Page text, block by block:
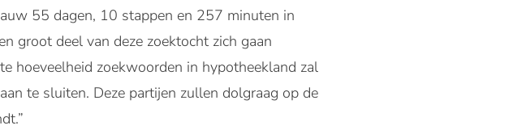
55 dagen, 10 stappen en 257 minuten in
groot deel van deze zoektocht zich gaan
hoeveelheid zoekwoorden in hypotheekland zal
te sluiten. Deze partijen zullen dolgraag op de